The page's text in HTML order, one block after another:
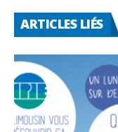
ARTICLES LIÉS